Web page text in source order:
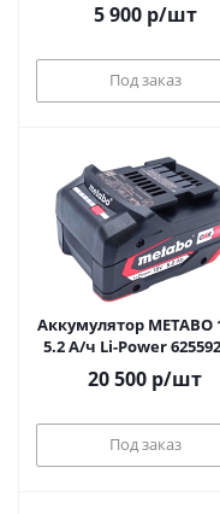
5 900р/шт
Под заказ
Аккумулятор METABO
5.2 А/ч Li-Power
20 500 р/шт
Под заказ